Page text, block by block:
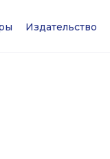
Издательство